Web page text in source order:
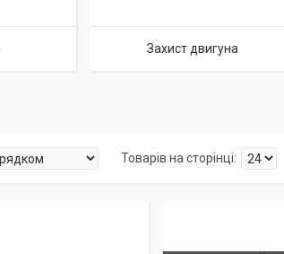
Захист двигуна